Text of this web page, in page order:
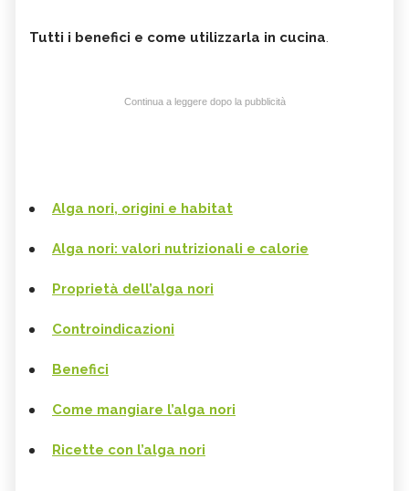
Tutti i benefici e come utilizzarla in cucina.
Continua a leggere dopo la pubblicità
Alga nori, origini e habitat
Alga nori: valori nutrizionali e calorie
Proprietà dell’alga nori
Controindicazioni
Benefici
Come mangiare l’alga nori
Ricette con l’alga nori